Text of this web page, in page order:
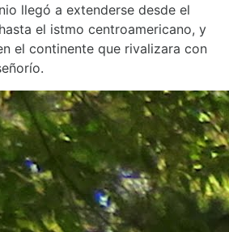
llegó a extenderse desde el
el istmo centroamericano, y
el continente que rivalizara con